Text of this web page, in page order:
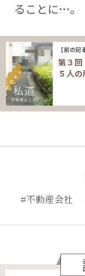
ることに…。
【前の記
第３
５人
#不動産会社